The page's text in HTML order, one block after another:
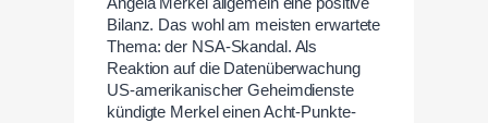
Bilanz. Das wohl am meisten erwartete
Thema: der NSA-Skandal. Als
Reaktion auf die Datenüberwachung
US-amerikanischer Geheimdienste
kündigte Merkel einen Acht-Punkte-